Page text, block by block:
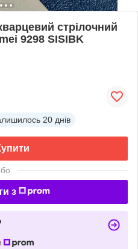
стрілочний
9298 SISIBK
20 днів
з